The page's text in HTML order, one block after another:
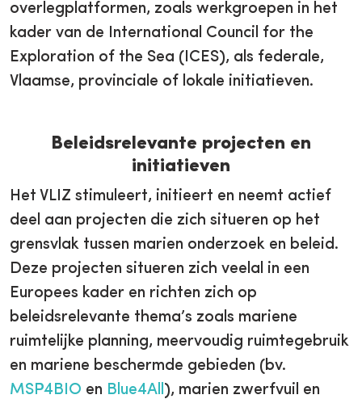
overlegplatformen, zoals werkgroepen in het
kader van de International Council for the
Exploration of the Sea (ICES), als federale,
Vlaamse, provinciale of lokale initiatieven.
Beleidsrelevante projecten en
initiatieven
Het VLIZ stimuleert, initieert en neemt actief
deel aan projecten die zich situeren op het
grensvlak tussen marien onderzoek en beleid.
Deze projecten situeren zich veelal in een
Europees kader en richten zich op
beleidsrelevante thema’s zoals mariene
ruimtelijke planning, meervoudig ruimtegebruik
en mariene beschermde gebieden (bv.
MSP4BIO en Blue4All), marien zwerfvuil en